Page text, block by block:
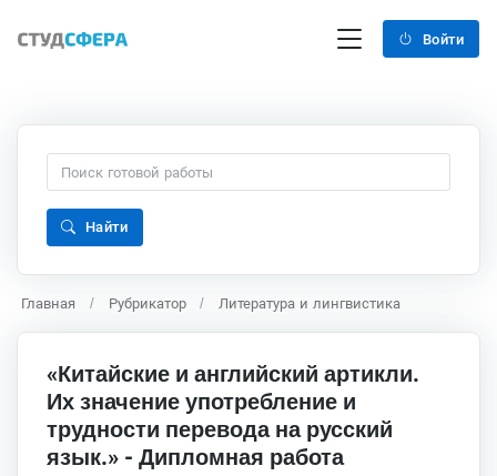
Войти
Найти
Главная Рубрикатор Литература и лингвистика
«Китайские и английский артикли.
Их значение употребление и
трудности перевода на русский
язык.» - Дипломная работа